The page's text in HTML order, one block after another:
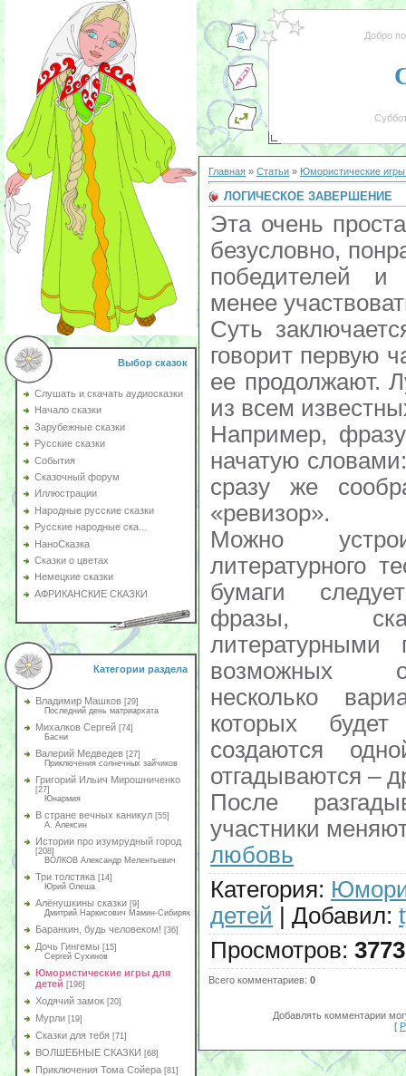
Выбор сказок
Слушать и скачать аудиосказки
Начало сказки
Зарубежные сказки
Русские сказки
События
Сказочный форум
Иллюстрации
Народные русские сказки
Русские народные ска...
НаноСказка
Сказки о цветах
Немецкие сказки
АФРИКАНСКИЕ СКАЗКИ
Категории раздела
Владимир Машков [29]
Последний день матриархата
Михалков Сергей [74]
Басни
Валерий Медведев [27]
Приключения солнечных зайчиков
Григорий Ильич Мирошниченко
[27]
Юнармия
В стране вечных каникул [55]
А. Алексин
Истории про изумрудный город
[208]
ВОЛКОВ Александр Мелентьевич
Три толстяка [14]
Юрий Олеша
Алёнушкины сказки [9]
Дмитрий Наркисович Мамин-Сибиряк
Баранкин, будь человеком! [36]
Дочь Гингемы [15]
Сергей Сухинов
Юмористические игры для
детей [196]
Ходячий замок [20]
Мурли [19]
Сказки для тебя [71]
ВОЛШЕБНЫЕ СКАЗКИ [68]
Приключения Тома Сойера [81]
Добро
Главная » Статьи » Юмористические игры
ЛОГИЧЕСКОЕ ЗАВЕРШЕНИЕ
Эта очень
безусловно,
победителей
менее
Суть
говорит первую
ее продолжают.
из всем
Например,
начатую
сразу же
«ревизор».
Можно
литературного
бумаги
фразы,
возможных
несколько
которых
создаются
отгадываются –
После
участники
любовь
Категория:
детей | Добавил:
Просмотров: 3773
Всего комментариев: 0
Добавлять комментарии
[